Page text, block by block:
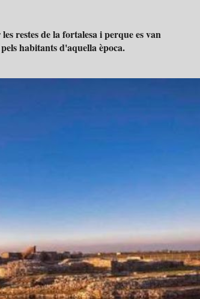
restes de la fortalesa i perque es van
habitants d'aquella època.